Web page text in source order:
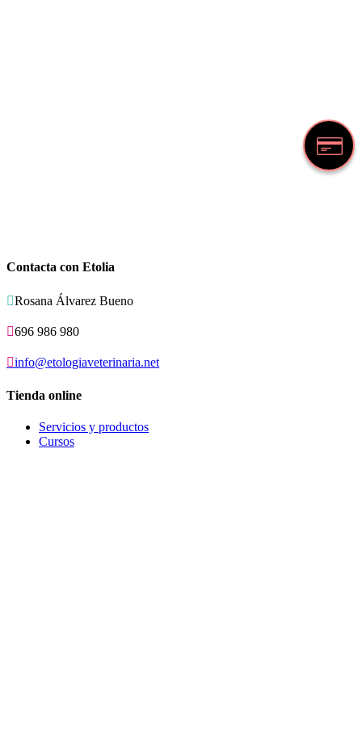
Contacta con Etolia
Rosana Álvarez Bueno
696 986 980
info@etologiaveterinaria.net
Tienda online
Servicios y productos
Cursos